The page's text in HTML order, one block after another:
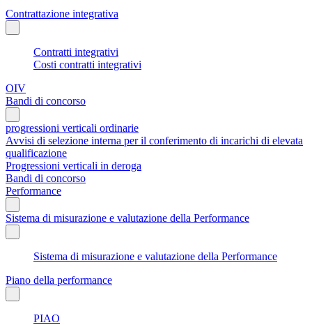
Contrattazione integrativa
Contratti integrativi
Costi contratti integrativi
OIV
Bandi di concorso
progressioni verticali ordinarie
Avvisi di selezione interna per il conferimento di incarichi di elevata
qualificazione
Progressioni verticali in deroga
Bandi di concorso
Performance
Sistema di misurazione e valutazione della Performance
Sistema di misurazione e valutazione della Performance
Piano della performance
PIAO